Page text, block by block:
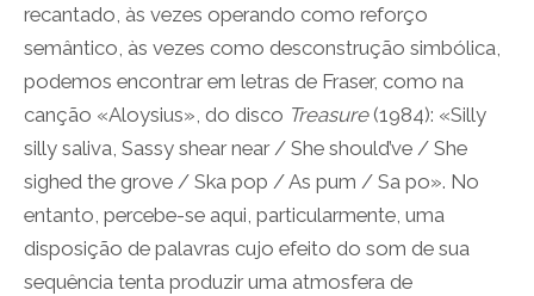
recantado, às vezes operando como reforço
semântico, às vezes como desconstrução simbólica,
podemos encontrar em letras de Fraser, como na
canção «Aloysius», do disco Treasure(1984): «Silly
silly saliva, Sassy shear near / She should’ve / She
sighed the grove / Ska pop / As pum / Sa po». No
entanto, percebe-se aqui, particularmente, uma
disposição de palavras cujo efeito do som de sua
sequência tenta produzir uma atmosfera de